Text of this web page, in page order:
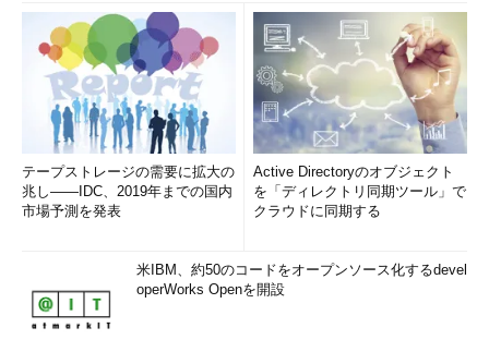
このダイアログも初回起動時のみ表示さ
れる。後述のToolboxを有効（表示）す
る場合は、［Try it out］ボタンをクリッ
クする。
PC Managerを起動すると、システムに常駐し、通知領域（イ
ンジケーター領域）にアイコンが登録される。そのため、PC
Managerの画面を閉じても常駐しているため、通知領域の［PC
Manager］アイコンをクリックすれば、再び画面を開くことが可
テープストレージの需要に拡大の
兆し――IDC、2019年までの国内
市場予測を発表
Active Directoryのオブジェクト
を「ディレクトリ同期ツール」で
クラウドに同期する
米IBM、約50のコードをオープンソース化するdevel
operWorks Openを開設